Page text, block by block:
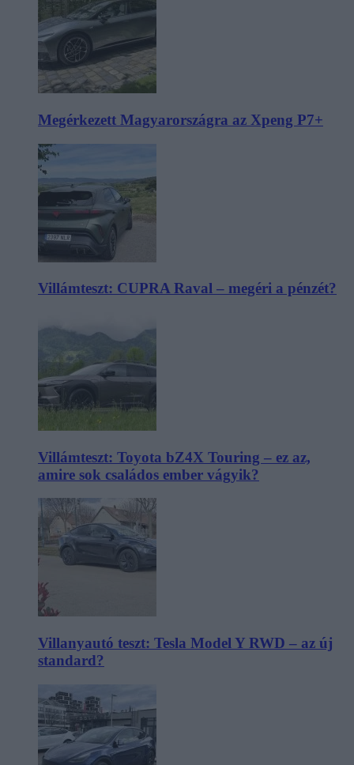
Megérkezett Magyarországra az Xpeng P7+
Villámteszt: CUPRA Raval – megéri a pénzét?
Villámteszt: Toyota bZ4X Touring – ez az,
amire sok családos ember vágyik?
Villanyautó teszt: Tesla Model Y RWD – az új
standard?